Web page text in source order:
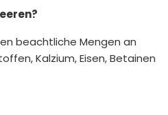
beachtliche Mengen an
Kalzium, Eisen, Betainen